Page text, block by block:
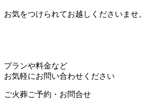
お気をつけられてお越しくださいませ。
プランや料金など
お気軽にお問い合わせください
ご火葬ご予約・お問合せ